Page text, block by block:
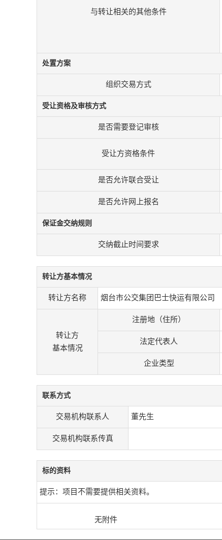
与转让相关的其他条件
处置方案
组织交易方式
受让资格及审核方式
是否需要登记审核
受让方资格条件
是否允许联合受让
是否允许网上报名
保证金交纳规则
交纳截止时间要求
转让方基本情况
转让方名称 烟台市公交集团巴士快运有限公司
转让方
基本情况
注册地（住所）
法定代表人
企业类型
联系方式
交易机构联系人 董先生
交易机构联系传真
标的资料
提示：项目不需要提供相关资料。
无附件